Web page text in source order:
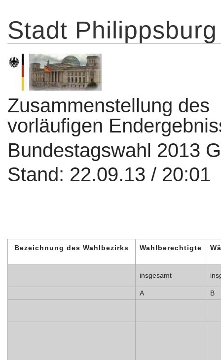
Stadt Philippsburg
Zusammenstellung des
vorläufigen
Bundestagswahl 2013
Stand: 22.09.13 / 20:01
Bezeichnung des Wahlbezirks Wahlberechtigte
insgesamt
A B